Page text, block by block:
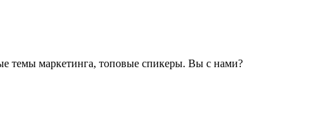
темы маркетинга, топовые спикеры. Вы с нами?